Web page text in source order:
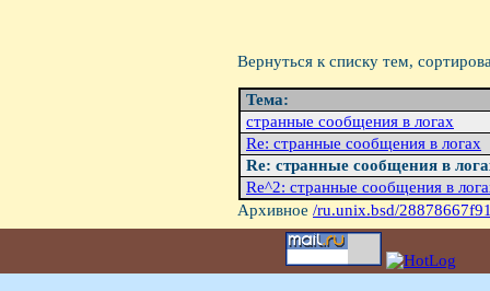
Вернуться к списку тем,
Тема:
стpанные сообщения в логах
Re: стpанные сообщения в логах
Re: стpанные сообщения в
Re^2: стpанные сообщения в
Архивное /ru.unix.bsd/